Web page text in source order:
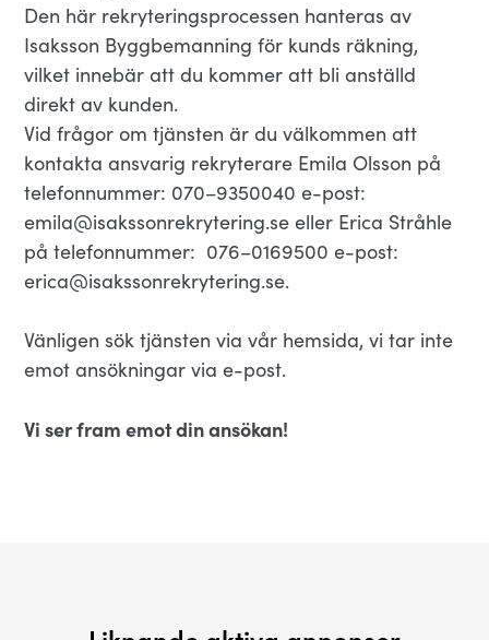
Den här rekryteringsprocessen hanteras av
Isaksson Byggbemanning för kunds räkning,
vilket innebär att du kommer att bli anställd
direkt av kunden.
Vid frågor om tjänsten är du välkommen att
kontakta ansvarig rekryterare Emila Olsson på
telefonnummer: 070–9350040 e-post:
emila@isakssonrekrytering.se eller Erica Stråhle
på telefonnummer: 076–0169500 e-post:
erica@isakssonrekrytering.se.
Vänligen sök tjänsten via vår hemsida, vi tar inte
emot ansökningar via e-post.
Vi ser fram emot din ansökan!